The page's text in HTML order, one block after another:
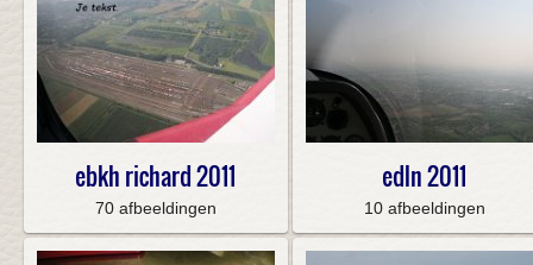
ebkh richard 2011
70 afbeeldingen
edln 2011
10 afbeeldingen